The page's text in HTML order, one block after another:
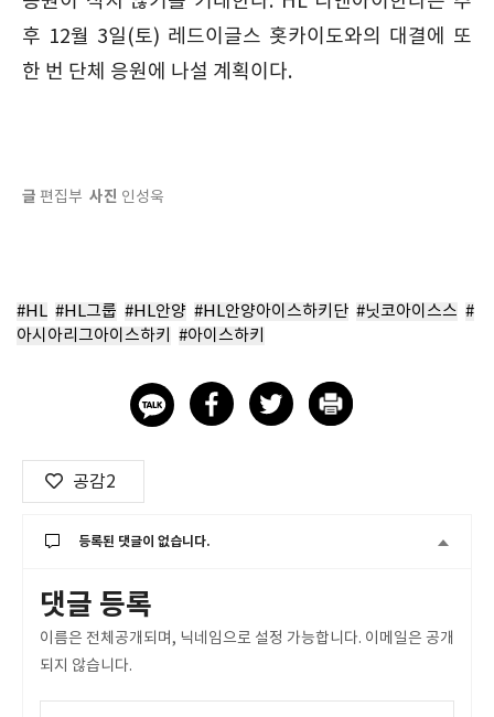
후 12월 3일(토) 레드이글스 홋카이도와의 대결에 또
한 번 단체 응원에 나설 계획이다.
글 편집부 사진 인성욱
#HL #HL그룹 #HL안양 #HL안양아이스하키단 #닛코아이스스 #
아시아리그아이스하키
#아이스하키
공감2
등록된 댓글이 없습니다.
댓글 등록
이름은 전체공개되며, 닉네임으로 설정 가능합니다. 이메일은 공개
되지 않습니다.